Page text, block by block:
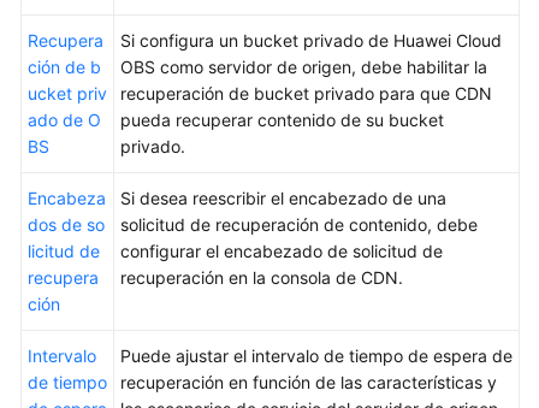
certificados
Comprobación
de
direcciones
de
nodo
Gestión
Proyectos
Recupera
ción de b
ucket priv
ado de O
BS
Si configura un bucket privado de Huawei Cloud
OBS como servidor de origen, debe habilitar la
recuperación de bucket privado para que CDN
pueda recuperar contenido de su bucket
privado.
Encabeza
dos de so
licitud de
recupera
ción
Si desea reescribir el encabezado de una
solicitud de recuperación de contenido, debe
configurar el encabezado de solicitud de
recuperación en la consola de CDN.
Intervalo
de tiempo
Puede ajustar el intervalo de tiempo de espera de
recuperación en función de las características y